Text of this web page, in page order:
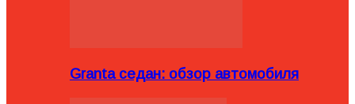
Granta седан: обзор автомобиля